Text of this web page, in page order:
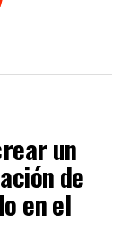
un
de
en el